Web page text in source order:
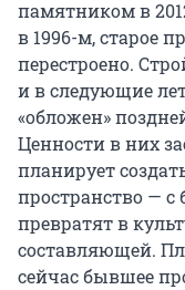
памятником в
в 1996-м, старое
перестроено.
и в следующие
«обложен»
Ценности в них
планирует
пространство —
превратят в
составляющей.
сейчас бывшее